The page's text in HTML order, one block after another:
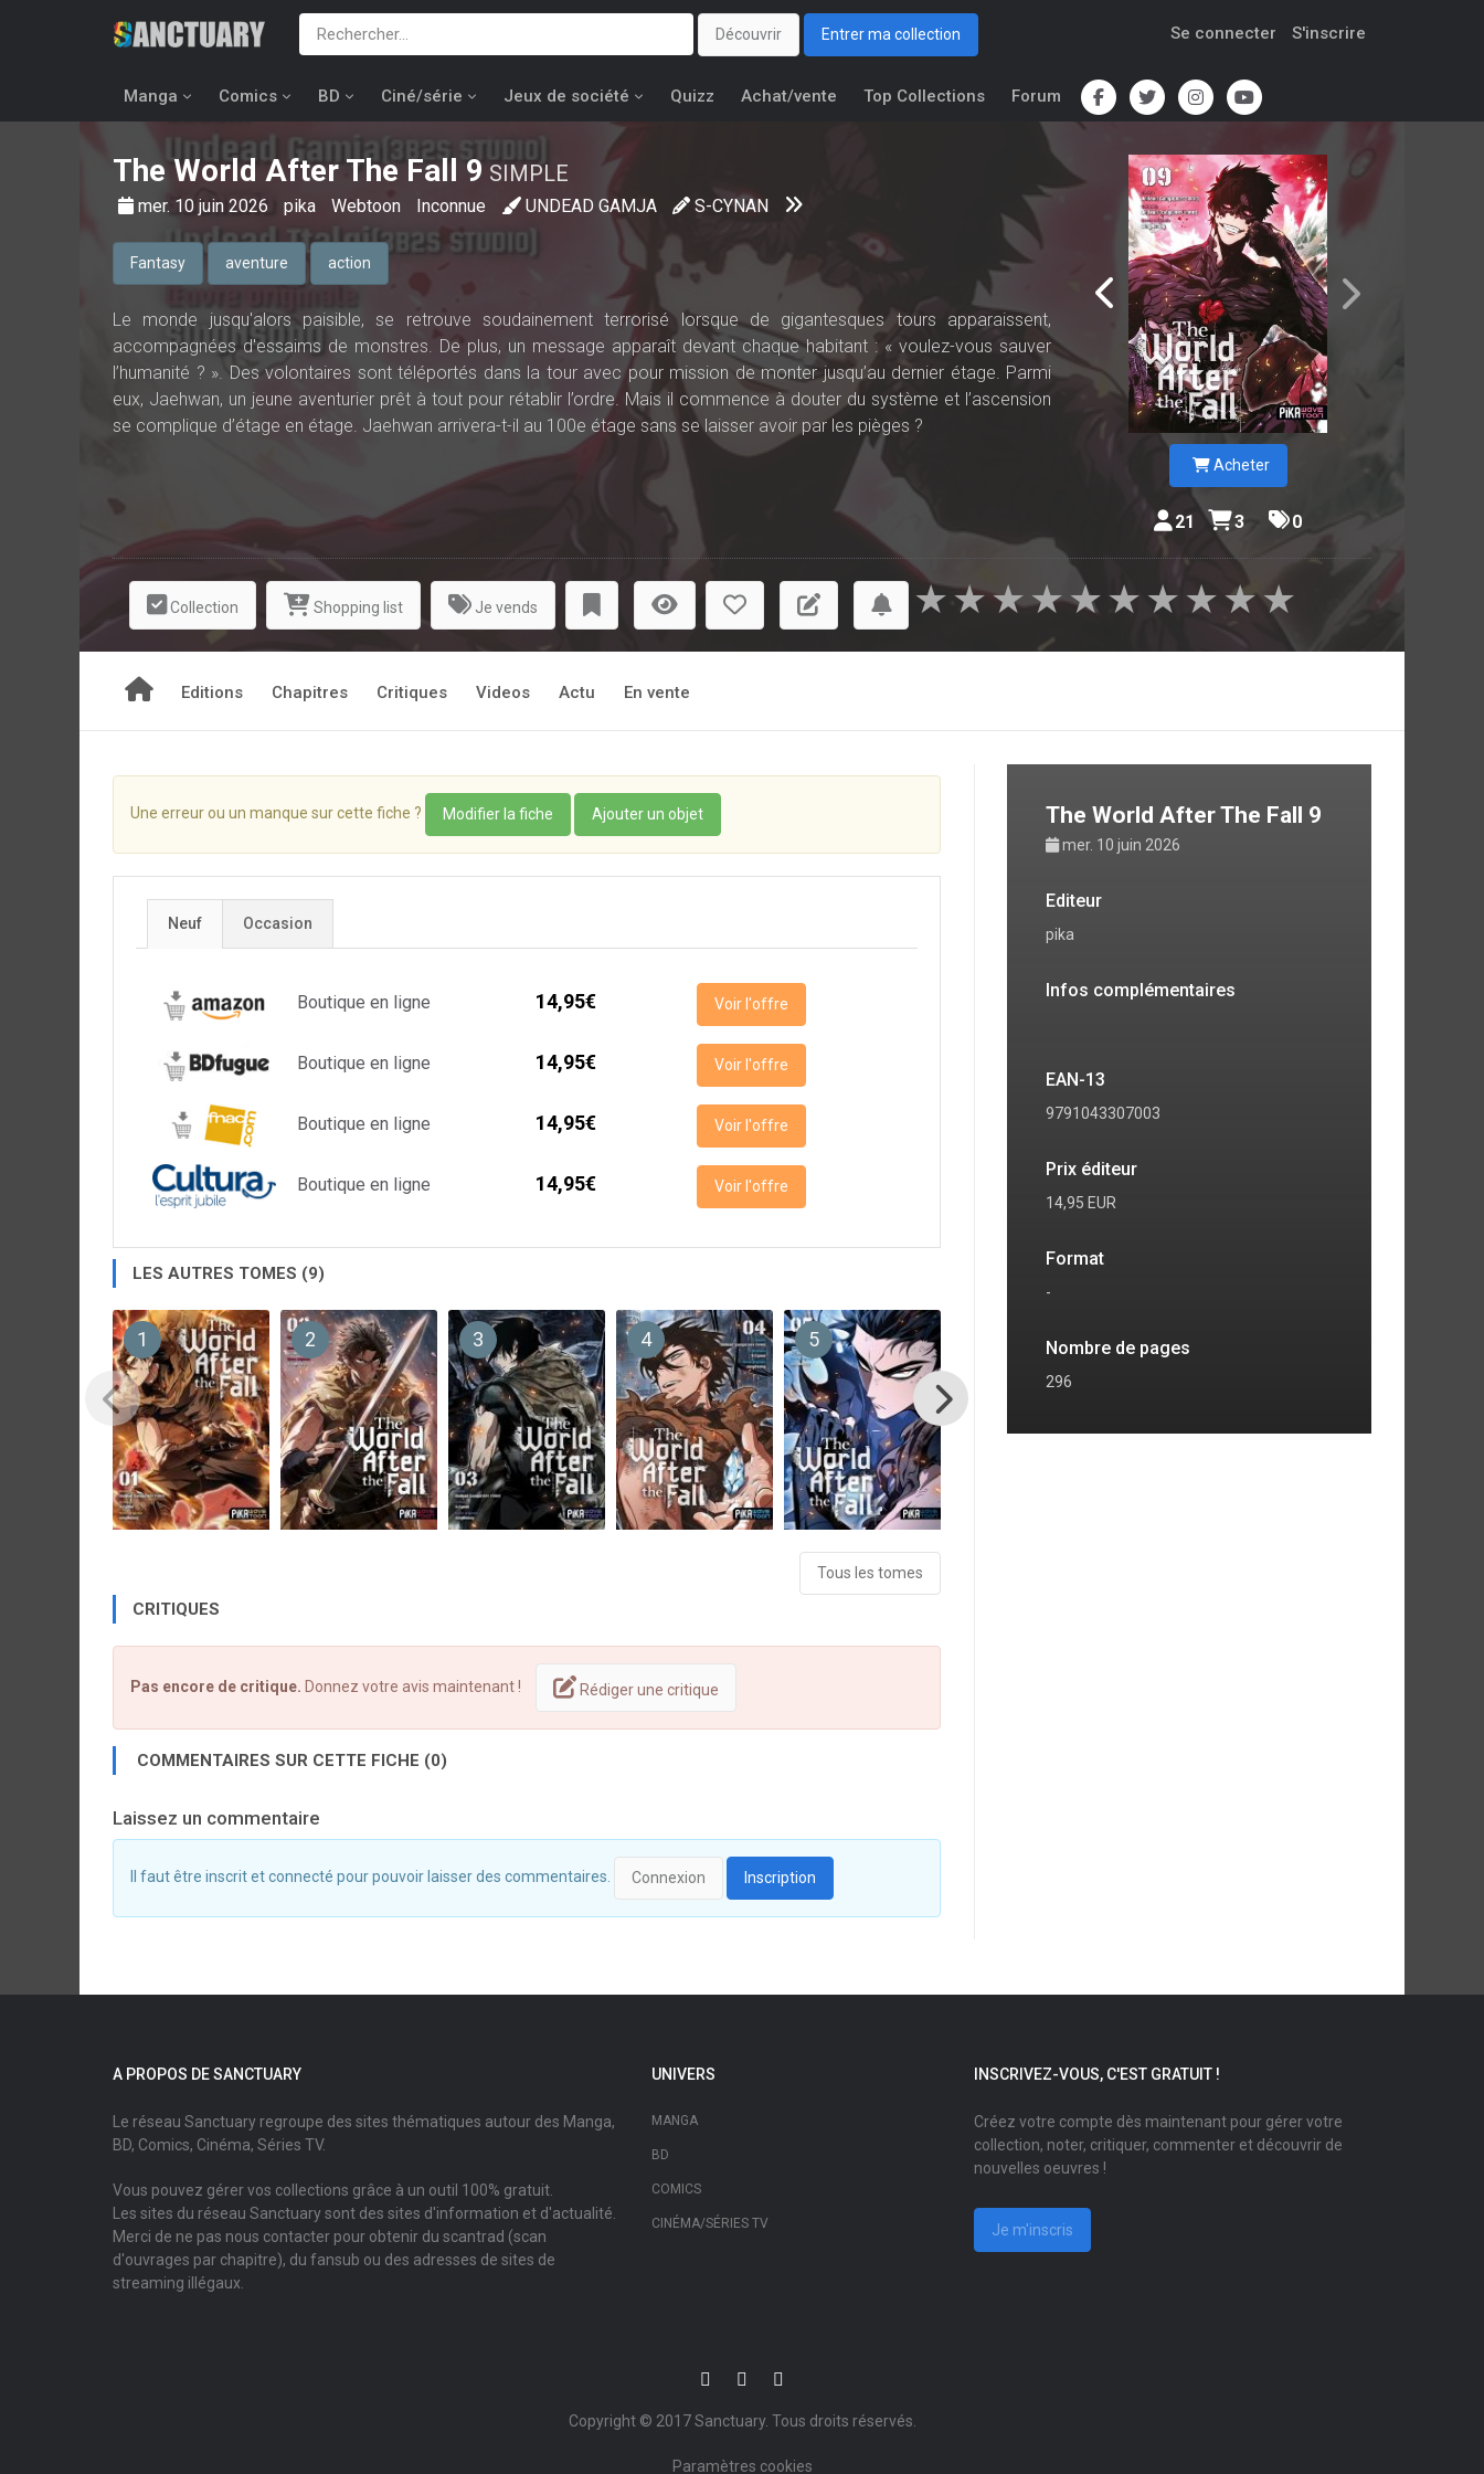
Découvrir Entrer ma collection Se connecter S'inscrire
Manga Comics BD Ciné/série Jeux de société Quizz Achat/vente Top Collections Forum
The World After The Fall 9 SIMPLE
mer. 10 juin 2026 pika Webtoon Inconnue UNDEAD GAMJA S-CYNAN
Fantasy aventure action
Le monde jusqu'alors paisible, se retrouve soudainement terrorisé lorsque de gigantesques tours apparaissent,
accompagnées d'essaims de monstres. De plus, un message apparaît devant chaque habitant : « voulez-vous sauver
l’humanité ? ». Des volontaires sont téléportés dans la tour avec pour mission de monter jusqu’au dernier étage. Parmi
eux, Jaehwan, un jeune aventurier prêt à tout pour rétablir l’ordre. Mais il commence à douter du système et l’ascension
se complique d’étage en étage. Jaehwan arrivera-t-il au 100e étage sans se laisser avoir par les pièges ?
Acheter
21 3 0
Collection Shopping list Je vends ★
★
★
★
★
★
★
★
★
★
Editions Chapitres Critiques Videos Actu En vente
Une erreur ou un manque sur cette fiche ? Modifier la fiche Ajouter un objet
Neuf Occasion
Boutique en ligne 14,95€ Voir l'offre
Boutique en ligne 14,95€ Voir l'offre
Boutique en ligne 14,95€ Voir l'offre
Boutique en ligne 14,95€ Voir l'offre
LES AUTRES TOMES (9)
1 2 3 4 5 7
Tous les tomes
CRITIQUES
Pas encore de critique. Donnez votre avis maintenant ! Rédiger une critique
COMMENTAIRES SUR CETTE FICHE (0)
Laissez un commentaire
Il faut être inscrit et connecté pour pouvoir laisser des commentaires. Connexion Inscription
The World After The Fall 9
mer. 10 juin 2026
Editeur
pika
Infos complémentaires
EAN-13
9791043307003
Prix éditeur
14,95 EUR
Format
-
Nombre de pages
296
A PROPOS DE SANCTUARY
Le réseau Sanctuary regroupe des sites thématiques autour des Manga,
BD, Comics, Cinéma, Séries TV.
Vous pouvez gérer vos collections grâce à un outil 100% gratuit.
Les sites du réseau Sanctuary sont des sites d'information et d'actualité.
Merci de ne pas nous contacter pour obtenir du scantrad (scan
d'ouvrages par chapitre), du fansub ou des adresses de sites de
streaming illégaux.
UNIVERS
MANGA
BD
COMICS
CINÉMA/SÉRIES TV
INSCRIVEZ-VOUS, C'EST GRATUIT !
Créez votre compte dès maintenant pour gérer votre
collection, noter, critiquer, commenter et découvrir de
nouvelles oeuvres !
Je m'inscris
Copyright © 2017Sanctuary. Tous droits réservés.
Paramètres cookies